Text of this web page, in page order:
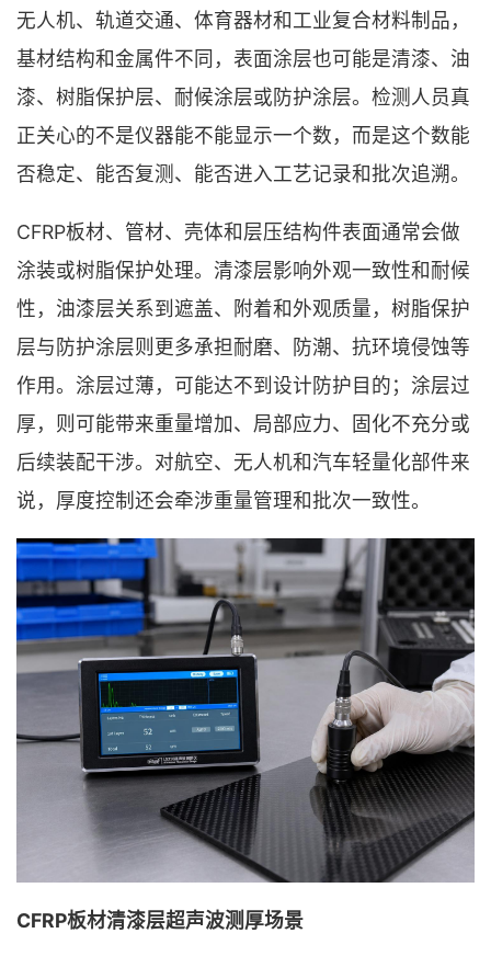
无人机、轨道交通、体育器材和工业复合材料制品，
基材结构和金属件不同，表面涂层也可能是清漆、油
漆、树脂保护层、耐候涂层或防护涂层。检测人员真
正关心的不是仪器能不能显示一个数，而是这个数能
否稳定、能否复测、能否进入工艺记录和批次追溯。
CFRP板材、管材、壳体和层压结构件表面通常会做
涂装或树脂保护处理。清漆层影响外观一致性和耐候
性，油漆层关系到遮盖、附着和外观质量，树脂保护
层与防护涂层则更多承担耐磨、防潮、抗环境侵蚀等
作用。涂层过薄，可能达不到设计防护目的；涂层过
厚，则可能带来重量增加、局部应力、固化不充分或
后续装配干涉。对航空、无人机和汽车轻量化部件来
说，厚度控制还会牵涉重量管理和批次一致性。
CFRP板材清漆层超声波测厚场景